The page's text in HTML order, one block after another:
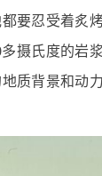
要忍受着炙
摄氏度的岩
质背景和动